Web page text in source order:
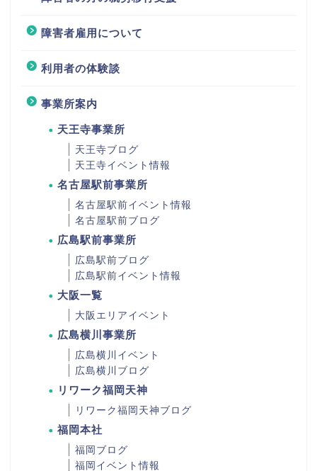
障害者雇用について
利用者の体験談
事業所案内
天王寺事業所
天王寺ブログ
天王寺イベント情報
名古屋駅前事業所
名古屋駅前イベント情報
名古屋駅前ブログ
広島駅前事業所
広島駅前ブログ
広島駅前イベント情報
大阪一覧
大阪エリアイベント
広島横川事業所
広島横川イベント
広島横川ブログ
リワーク福岡天神
リワーク福岡天神ブログ
福岡本社
福岡ブログ
福岡イベント情報